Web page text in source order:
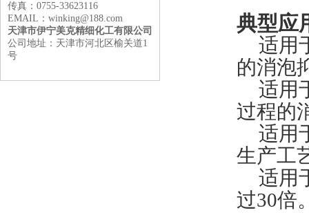
典型应
适用
的消泡
适用
过程的
适用
生产工
适用
过30倍
传真：0755-33623116
EMAIL：winking@188.com
天津市伊宁美克精细化工有限公司
公司地址：天津市河北区榆关道1
号